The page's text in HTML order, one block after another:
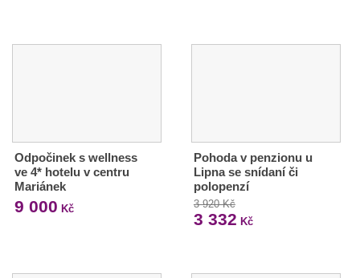
Odpočinek s wellness
ve 4* hotelu v centru
Mariánek
9 000 Kč
Pohoda v penzionu u
Lipna se snídaní či
polopenzí
3 920 Kč
3 332 Kč